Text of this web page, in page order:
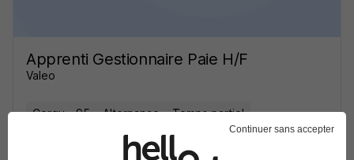
Apprenti Gestionnaire Paie H/F
Valeo
Cergy - 95 Alternance Temps partiel
Cette offre n’est plus disponible depuis le 28/05/26
Continuer sans accepter